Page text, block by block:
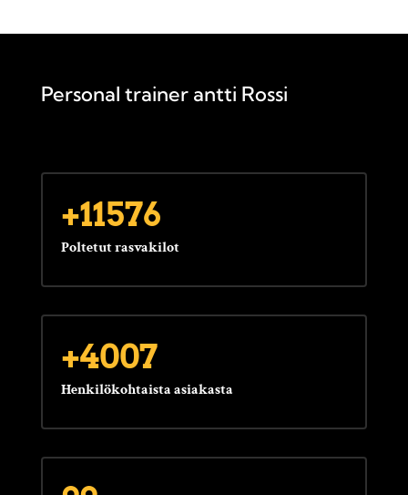
Personal trainer antti Rossi
+11576
Poltetut rasvakilot
+4007
Henkilökohtaista asiakasta